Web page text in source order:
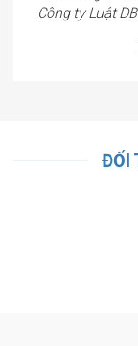
Công ty Luật
ĐỐI